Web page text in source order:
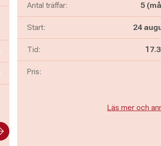
Antal träffar: 5
Start: 24
Tid:
Pris:
Läs mer och